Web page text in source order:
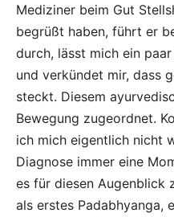
Mediziner beim Gut
begrüßt haben, führt er
durch, lässt mich ein
und verkündet mir, dass
steckt. Diesem
Bewegung zugeordnet.
ich mich eigentlich nicht
Diagnose immer eine
es für diesen Augenblick
als erstes Padabhyanga,